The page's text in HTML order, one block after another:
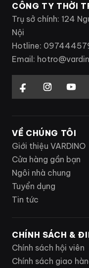
CÔNG TY THỜI
Trụ sở chính: 124
Nội
Hotline:
Email:
VỀ CHÚNG TÔI
Giới thiệu VARDINO
Cửa hàng gần bạn
Ngôi nhà chung
Tuyển dụng
Tin tức
CHÍNH SÁCH &
Chính sách hội viên
Chính sách giao